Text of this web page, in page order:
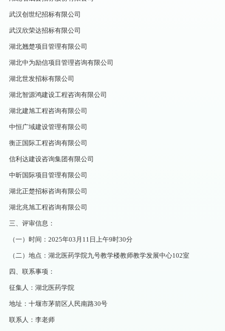
武汉创世纪招标有限公司
武汉欣荣达招标有限公司
湖北翘楚项目管理有限公司
湖北中为励信项目管理咨询有限公司
湖北世发招标有限公司
湖北智源鸿建设工程咨询有限公司
湖北建旭工程咨询有限公司
中恒广域建设管理有限公司
衡正国际工程咨询有限公司
信利达建设咨询集团有限公司
中昕国际项目管理有限公司
湖北正楚招标咨询有限公司
湖北兆旭工程咨询有限公司
三、评审信息：
（一）时间：2025年03月11日上午9时30分
（二）地点：湖北医药学院九号教学楼教师教学发展中心102室
四、联系事项：
征集人：湖北医药学院
地址：十堰市茅箭区人民南路30号
联系人：李老师